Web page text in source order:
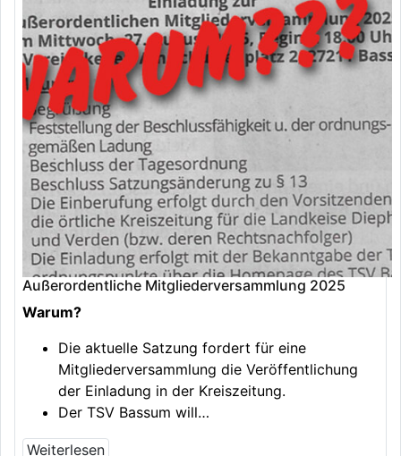
Außerordentliche Mitgliederversammlung 2025
Warum?
Die aktuelle Satzung fordert für eine
Mitgliederversammlung die Veröffentlichung
der Einladung in der Kreiszeitung.
Der TSV Bassum will…
Weiterlesen